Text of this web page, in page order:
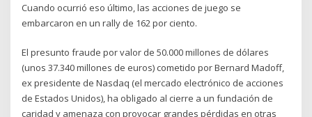
Cuando ocurrió eso último, las acciones de juego se
embarcaron en un rally de 162 por ciento.
El presunto fraude por valor de 50.000 millones de dólares
(unos 37.340 millones de euros) cometido por Bernard Madoff,
ex presidente de Nasdaq (el mercado electrónico de acciones
de Estados Unidos), ha obligado al cierre a un fundación de
caridad y amenaza con provocar grandes pérdidas en otras